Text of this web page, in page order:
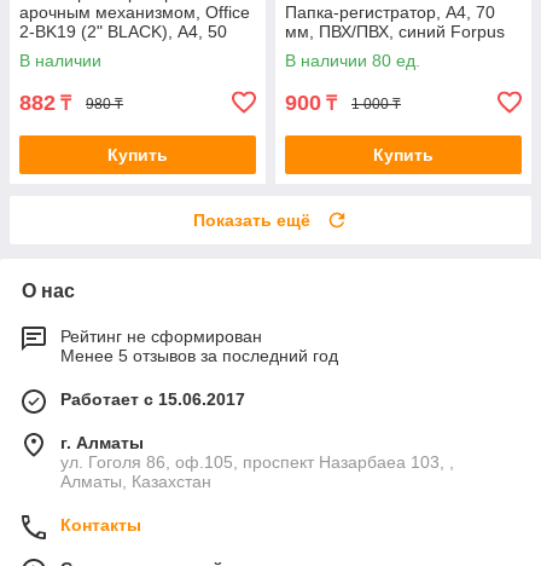
арочным механизмом, Office
2-BK19 (2" BLACK), А4, 50
мм, чёрный
В наличии
882 ₸ 980 ₸
Купить
Папка-регистратор, А4, 70
мм, ПВХ/ПВХ, синий Forpus
В наличии 80 ед.
900 ₸ 1 000 ₸
Купить
Показать ещё
О нас
Рейтинг не сформирован
Менее 5 отзывов за последний год
Работает с 15.06.2017
г. Алматы
ул. Гоголя 86, оф.105, проспект Назарбаеа 103, ,
Алматы, Казахстан
Контакты